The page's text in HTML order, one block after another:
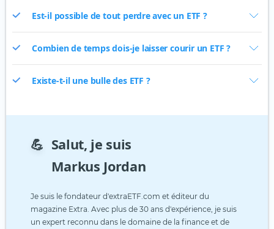
Est-il possible de tout perdre avec un ETF ?
Combien de temps dois-je laisser courir un ETF ?
Existe-t-il une bulle des ETF ?
💪 Salut, je suis
Markus Jordan
Je suis le fondateur d'extraETF.com et éditeur du
magazine Extra. Avec plus de 30 ans d'expérience, je suis
un expert reconnu dans le domaine de la finance et de